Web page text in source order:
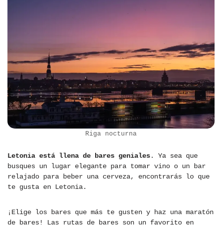
Riga nocturna
Letonia está llena de bares geniales. Ya sea que
busques un lugar elegante para tomar vino o un bar
relajado para beber una cerveza, encontrarás lo que
te gusta en Letonia.
¡Elige los bares que más te gusten y haz una maratón
de bares! Las rutas de bares son un favorito en